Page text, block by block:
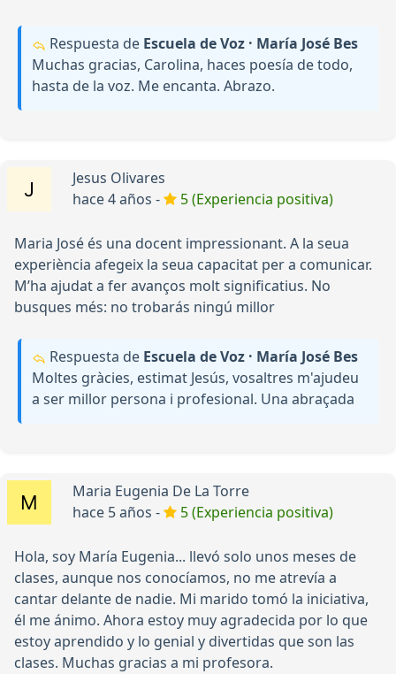
Respuesta de Escuela de Voz · María José Bes
Muchas gracias, Carolina, haces poesía de todo,
hasta de la voz. Me encanta. Abrazo.
Jesus Olivares
hace 4 años -
5 (Experiencia positiva)
Maria José és una docent impressionant. A la seua
experiència afegeix la seua capacitat per a comunicar.
M’ha ajudat a fer avanços molt significatius. No
busques més: no trobarás ningú millor
Respuesta de Escuela de Voz · María José Bes
Moltes gràcies, estimat Jesús, vosaltres m'ajudeu
a ser millor persona i profesional. Una abraçada
Maria Eugenia De La Torre
hace 5 años -
5 (Experiencia positiva)
Hola, soy María Eugenia... llevó solo unos meses de
clases, aunque nos conocíamos, no me atrevía a
cantar delante de nadie. Mi marido tomó la iniciativa,
él me ánimo. Ahora estoy muy agradecida por lo que
estoy aprendido y lo genial y divertidas que son las
clases. Muchas gracias a mi profesora.